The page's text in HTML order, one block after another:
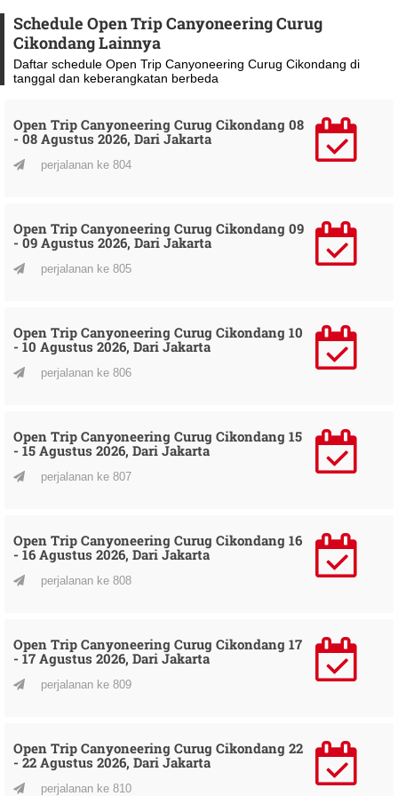
Schedule Open Trip Canyoneering Curug
Cikondang Lainnya
Daftar schedule Open Trip Canyoneering Curug Cikondang di
tanggal dan keberangkatan berbeda
Open Trip Canyoneering Curug Cikondang 08
- 08 Agustus 2026, Dari Jakarta
perjalanan ke 804
Open Trip Canyoneering Curug Cikondang 09
- 09 Agustus 2026, Dari Jakarta
perjalanan ke 805
Open Trip Canyoneering Curug Cikondang 10
- 10 Agustus 2026, Dari Jakarta
perjalanan ke 806
Open Trip Canyoneering Curug Cikondang 15
- 15 Agustus 2026, Dari Jakarta
perjalanan ke 807
Open Trip Canyoneering Curug Cikondang 16
- 16 Agustus 2026, Dari Jakarta
perjalanan ke 808
Open Trip Canyoneering Curug Cikondang 17
- 17 Agustus 2026, Dari Jakarta
perjalanan ke 809
Open Trip Canyoneering Curug Cikondang 22
- 22 Agustus 2026, Dari Jakarta
perjalanan ke 810